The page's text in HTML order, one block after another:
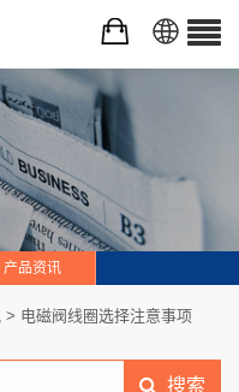
产品资讯
> 电磁阀线圈选择注意事项
搜索